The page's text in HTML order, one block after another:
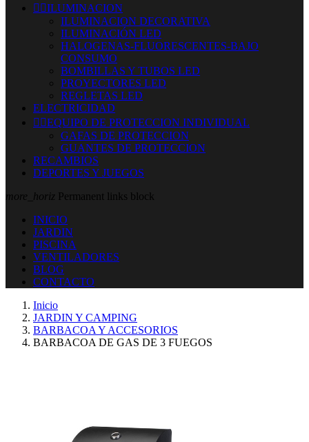
 ILUMINACION
ILUMINACION DECORATIVA
ILUMINACIÓN LED
HALOGENAS-FLUORESCENTES-BAJO
CONSUMO
BOMBILLAS Y TUBOS LED
PROYECTORES LED
REGLETAS LED
ELECTRICIDAD
 EQUIPO DE PROTECCION INDIVIDUAL
GAFAS DE PROTECCION
GUANTES DE PROTECCION
RECAMBIOS
DEPORTES Y JUEGOS
more_horiz Permanent links block
INICIO
JARDIN
PISCINA
VENTILADORES
BLOG
CONTACTO
Inicio
JARDIN Y CAMPING
BARBACOA Y ACCESORIOS
BARBACOA DE GAS DE 3 FUEGOS